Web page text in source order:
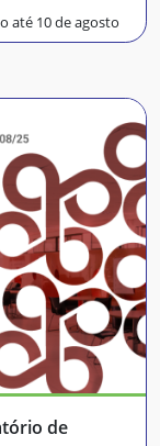
até 10 de agosto
de